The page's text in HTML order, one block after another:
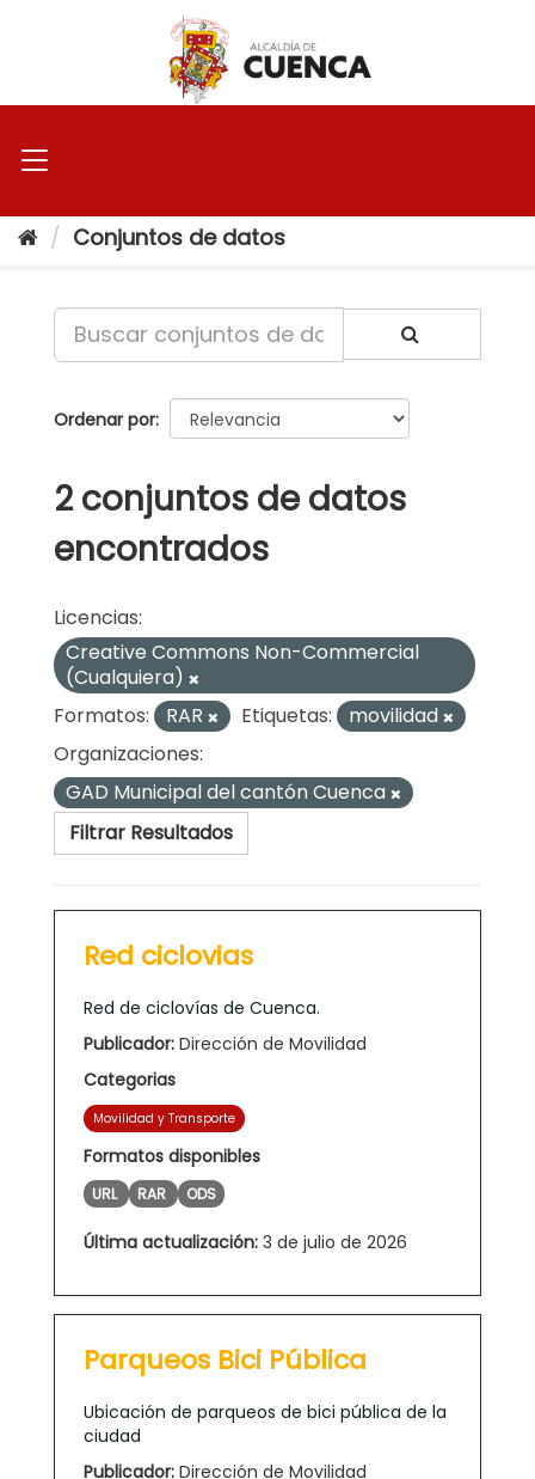
Conjuntos de datos
Ordenar por
2 conjuntos de datos
encontrados
Licencias:
Creative Commons Non-Commercial
(Cualquiera)
Formatos:
RAR Etiquetas:
movilidad
Organizaciones:
GAD Municipal del cantón Cuenca
Filtrar Resultados
Red ciclovias
Red de ciclovías de Cuenca.
Publicador: Dirección de Movilidad
Categorias
Movilidad y Transporte
Formatos disponibles
URL RAR ODS
Última actualización: 3 de julio de 2026
Parqueos Bici Pública
Ubicación de parqueos de bici pública de la
ciudad
Publicador: Dirección de Movilidad